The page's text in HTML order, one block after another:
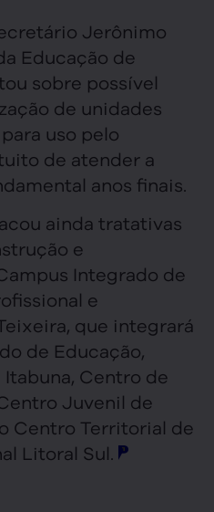
Jerônimo
Educação de
sobre possível
de unidades
uso pelo
de atender a
anos finais.
ainda tratativas
e
Integrado de
e
que integrará
de Educação,
Centro de
Juvenil de
Centro Territorial de
Litoral Sul.